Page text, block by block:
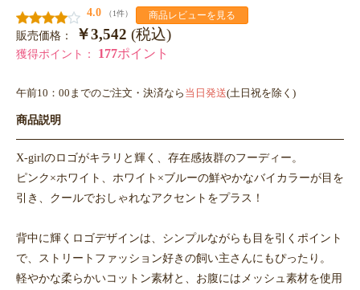
4.0
（1件） 商品レビューを見る
販売価格： ￥3,542 (税込)
獲得ポイント： 177ポイント
午前10：00までのご注文・決済なら 当日発送(土日祝を除く)
商品説明
X-girlのロゴがキラリと輝く、存在感抜群のフーディー。
ピンク×ホワイト、ホワイト×ブルーの鮮やかなバイカラーが目を
引き、クールでおしゃれなアクセントをプラス！
背中に輝くロゴデザインは、シンプルながらも目を引くポイント
で、ストリートファッション好きの飼い主さんにもぴったり。
軽やかな柔らかいコットン素材と、お腹にはメッシュ素材を使用